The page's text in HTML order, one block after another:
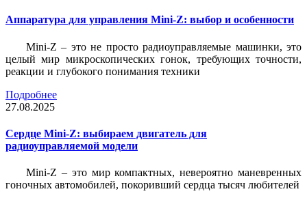
Аппаратура для управления Mini-Z: выбор и особенности
Mini-Z – это не просто радиоуправляемые машинки, это
целый мир микроскопических гонок, требующих точности,
реакции и глубокого понимания техники
Подробнее
27.08.2025
Сердце Mini-Z: выбираем двигатель для
радиоуправляемой модели
Mini-Z – это мир компактных, невероятно маневренных
гоночных автомобилей, покоривший сердца тысяч любителей